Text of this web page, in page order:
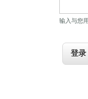
输入与您